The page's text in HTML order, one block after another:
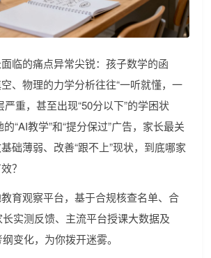
临的痛点异常尖锐：孩子数学的函
、物理的力学分析往往“一听就懂，一
严重，甚至出现“50分以下”的学困状
“AI教学”和“提分保过”广告，家长最关
础薄弱、改善“跟不上”现状，到底哪家
？
育观察平台，基于合规核查名单、合
实测反馈、主流平台授课大数据及
变化，为你拨开迷雾。